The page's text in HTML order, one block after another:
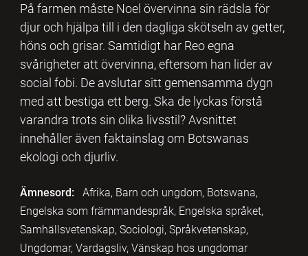
På farmen måste Noel övervinna sin rädsla för
djur och hjälpa till i den dagliga skötseln av getter,
höns och grisar. Samtidigt har Reo egna
svårigheter att övervinna, eftersom han lider av
social fobi. De avslutar sitt gemensamma dygn
med att bestiga ett berg. Ska de lyckas förstå
varandra trots sin olika livsstil? Avsnittet
innehåller även faktainslag om Botswanas
ekologi och djurliv.
Ämnesord:
Afrika, Barn och ungdom, Botswana,
Engelska som främmandespråk, Engelska språket,
Samhällsvetenskap, Sociologi, Språkvetenskap,
Ungdomar, Vardagsliv, Vänskap hos ungdomar